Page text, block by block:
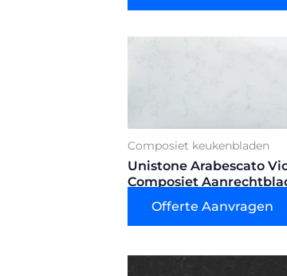
Composiet keukenbladen
Unistone Arabescato
Composiet
Offerte Aanvragen